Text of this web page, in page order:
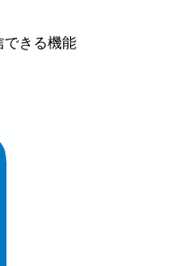
できる機能